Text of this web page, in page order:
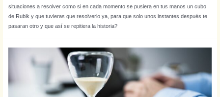
situaciones a resolver como si en cada momento se pusiera en tus manos un cubo
de Rubik y que tuvieras que resolverlo ya, para que solo unos instantes después te
pasaran otro y que así se repitiera la historia?